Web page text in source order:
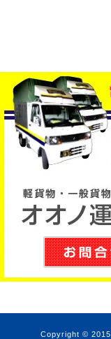
Copyright © 2015